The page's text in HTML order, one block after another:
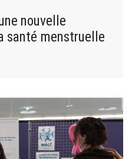
nouvelle
santé menstruelle